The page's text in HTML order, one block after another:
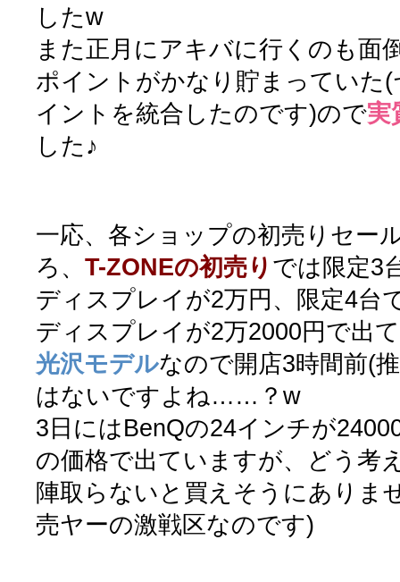
したw
また正月にアキバに行くのも面
ポイントがかなり貯まっていた
イントを統合したのです)ので実
した♪
一応、各ショップの初売りセー
ろ、 T-ZONEの初売り では限定3
ディスプレイが2万円、限定4台
ディスプレイが2万2000円で出
光沢モデルなので開店3時間前(
はないですよね……？w
3日にはBenQの24インチが
の価格で出ていますが、どう考
陣取らないと買えそうにあり
売ヤーの激戦区なのです)